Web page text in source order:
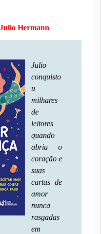
Hermann
Julio
conquisto
u
milhares
de
leitores
quando
abriu o
coração e
suas
cartas de
amor
nunca
rasgadas
em